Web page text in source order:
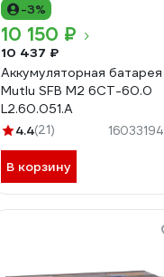
-3%
10 150 ₽
10 437 ₽
Аккумуляторная батарея
Mutlu SFB M2 6СТ-60.0
L2.60.051.A
4.4(21) 16033194
В корзину